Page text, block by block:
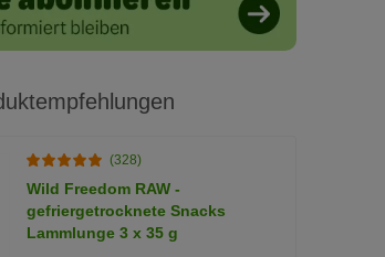
(328)
Wild Freedom RAW -
gefriergetrocknete Snacks
Lammlunge 3 x 35 g